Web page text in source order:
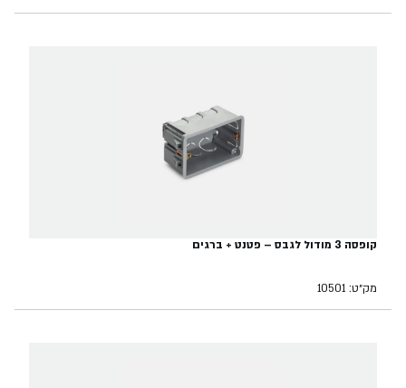
קופסה 3 מודול לגבס – פטנט + ברגים
מק״ט: 10501